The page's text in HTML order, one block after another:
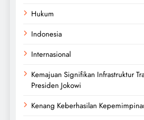
Hukum
Indonesia
Internasional
Kemajuan Signifikan Infrastruktur
Presiden Jokowi
Kenang Keberhasilan